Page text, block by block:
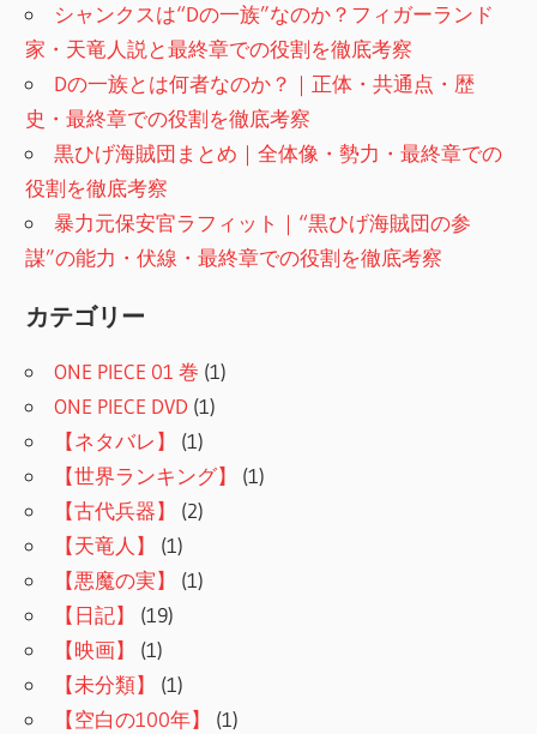
シャンクスは“Dの一族”なのか？フィガーランド
家・天竜人説と最終章での役割を徹底考察
Dの一族とは何者なのか？｜正体・共通点・歴
史・最終章での役割を徹底考察
黒ひげ海賊団まとめ｜全体像・勢力・最終章での
役割を徹底考察
暴力元保安官ラフィット｜“黒ひげ海賊団の参
謀”の能力・伏線・最終章での役割を徹底考察
カテゴリー
ONE PIECE 01 巻 (1)
ONE PIECE DVD (1)
【ネタバレ】
(1)
【世界ランキング】
(1)
【古代兵器】
(2)
【天竜人】
(1)
【悪魔の実】
(1)
【日記】
(19)
【映画】
(1)
【未分類】
(1)
【空白の100年】
(1)